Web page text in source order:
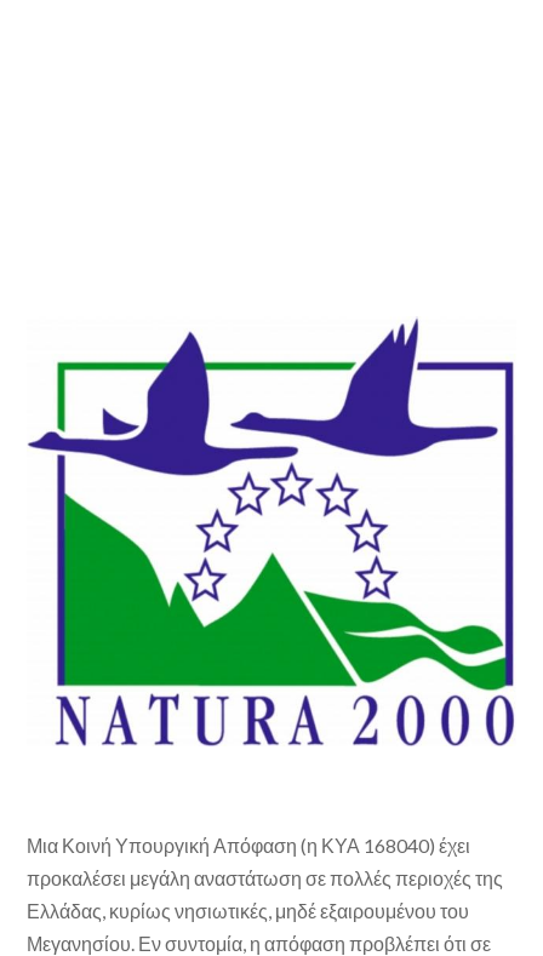
Μια Κοινή Υπουργική Απόφαση (η ΚΥΑ 168040) έχει
προκαλέσει μεγάλη αναστάτωση σε πολλές περιοχές της
Ελλάδας, κυρίως νησιωτικές, μηδέ εξαιρουμένου του
Μεγανησίου. Εν συντομία, η απόφαση προβλέπει ότι σε